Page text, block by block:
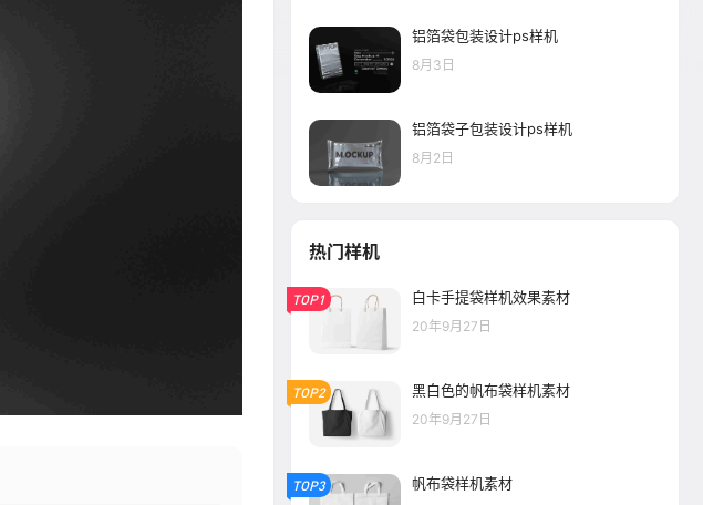
铝箔袋包装设计ps样机
8月3日
铝箔袋子包装设计ps样机
8月2日
热门样机
TOP1 白卡手提袋样机效果素材
20年9月27日
TOP2 黑白色的帆布袋样机素材
20年9月27日
TOP3 帆布袋样机素材